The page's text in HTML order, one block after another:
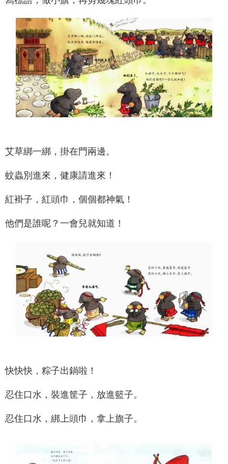
艾草綁一綁，掛在門兩邊。
蚊蟲別進來，健康請進來！
紅褂子，紅頭巾，個個都神氣！
他們是誰呢？一會兒就知道！
快快快，粽子出鍋啦！
忍住口水，裝進筐子，放進籃子。
忍住口水，綁上頭巾，拿上旗子。